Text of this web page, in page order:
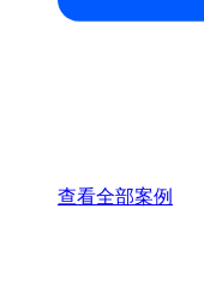
查看全部案例